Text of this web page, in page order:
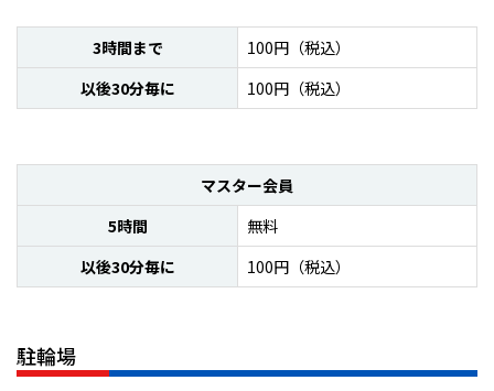
3時間まで 100円 （税込）
以後30分毎に
100円 （税込）
マスター会員
5時間
無料
以後30分毎に
100円 （税込）
駐輪場